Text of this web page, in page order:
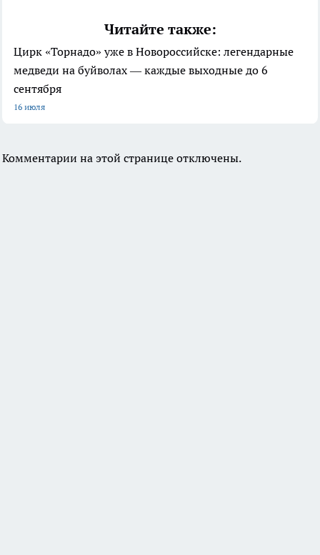
Читайте также:
Цирк «Торнадо» уже в Новороссийске: легендарные
медведи на буйволах — каждые выходные до 6
сентября
16 июля
Комментарии на этой странице отключены.